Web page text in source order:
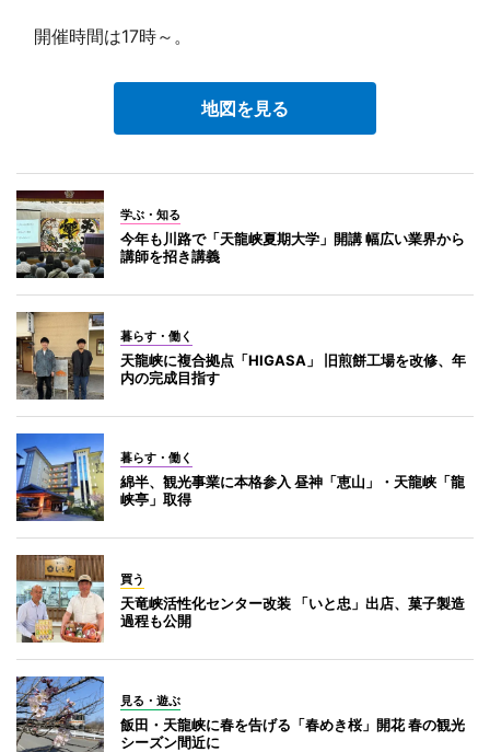
開催時間は17時～。
地図を見る
学ぶ・知る
今年も川路で「天龍峡夏期大学」開講 幅広い業界から
講師を招き講義
暮らす・働く
天龍峡に複合拠点「HIGASA」 旧煎餅工場を改修、年
内の完成目指す
暮らす・働く
綿半、観光事業に本格参入 昼神「恵山」・天龍峡「龍
峡亭」取得
買う
天竜峡活性化センター改装 「いと忠」出店、菓子製造
過程も公開
見る・遊ぶ
飯田・天龍峡に春を告げる「春めき桜」開花 春の観光
シーズン間近に